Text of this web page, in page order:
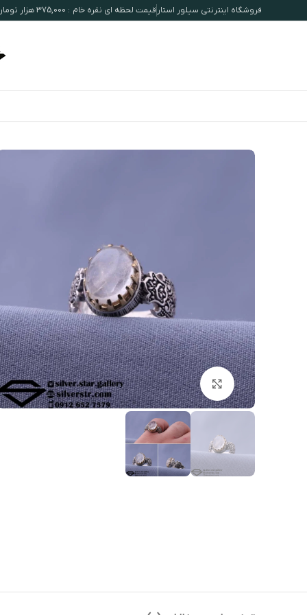
فروشگاه اینترنتی سیلور استار قیمت لحظه ای نقره خام : 375,000 هزار تومان / هرگرم
بزرگنمایی تصویر